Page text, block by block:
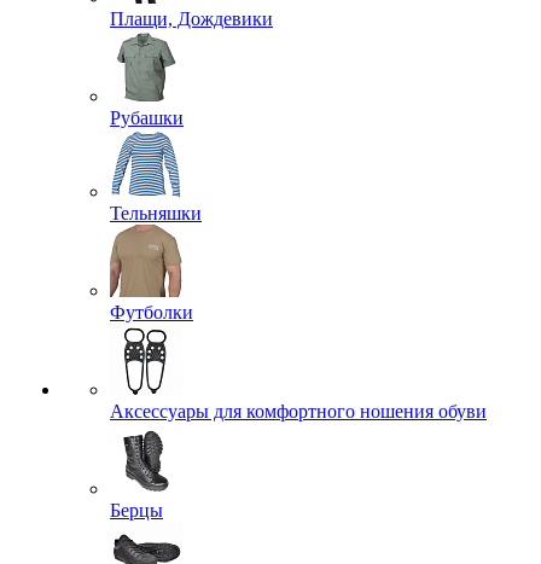
Плащи, Дождевики
Рубашки
Тельняшки
Футболки
Аксессуары для комфортного ношения обуви
Берцы